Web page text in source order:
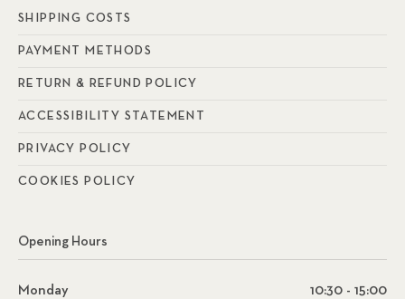
SHIPPING COSTS
PAYMENT METHODS
RETURN & REFUND POLICY
ACCESSIBILITY STATEMENT
PRIVACY POLICY
COOKIES POLICY
Opening Hours
Monday 10:30 - 15:00